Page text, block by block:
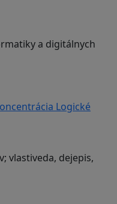
a digitálnych
Logické
vlastiveda, dejepis,